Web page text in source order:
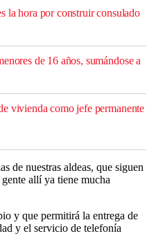
la hora por construir consulado
de 16 años, sumándose a
vivienda como jefe permanente
de nuestras aldeas, que siguen
allí ya tiene mucha
y que permitirá la entrega de
y el servicio de telefonía